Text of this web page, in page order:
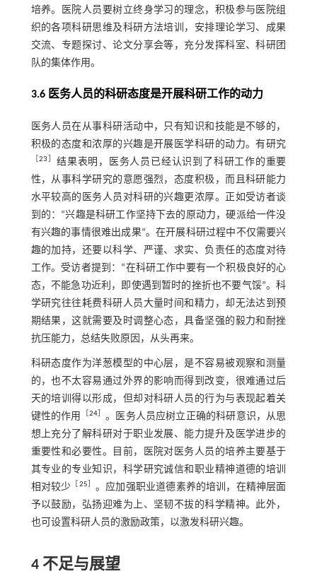
培养。医院人员要树立终身学习的理念，积极参与医院组
织的各项科研思维及科研方法培训，安排理论学习、成果
交流、专题探讨、论文分享会等，充分发挥科室、科研团
队的集体作用。
3.6 医务人员的科研态度是开展科研工作的动力
医务人员在从事科研活动中，只有知识和技能是不够的，
积极的态度和浓厚的兴趣是开展医学科研的动力。有研究
［23
结果表明，医务人员已经认识到了科研工作的重要
性，从事科学研究的意愿强烈，态度积极，而且科研能力
水平较高的医务人员对科研的兴趣更浓厚。正如受访者谈
到的：“兴趣是科研工作坚持下去的原动力，硬派给一件没
有兴趣的事情很难出成果”。在开展科研过程中不仅需要兴
趣的加持，还要以科学、严谨、求实、负责任的态度对待
工作。受访者提到：“在科研工作中要有一个积极良好的心
态，不能急功近利，即使遇到暂时的挫折也不要气馁”。科
学研究往往耗费科研人员大量时间和精力，却无法达到预
期结果，这就需要及时调整心态，具备坚强的毅力和耐挫
抗压能力，总结失败原因，从头再来。
科研态度作为洋葱模型的中心层，是不容易被观察和测量
的，也不太容易通过外界的影响而得到改变，很难通过后
天的培训得以形成，但却对科研人员的行为与表现起着关
键性的作用
24］ 。医务人员应树立正确的科研意识，从思
想上充分了解科研对于职业发展、能力提升及医学进步的
重要性和必要性。目前，医院对医务人员的培养主要基于
其专业的专业知识，科学研究诚信和职业精神道德的培训
相对较少
25
。应加强职业道德素养的培训，在精神层面
予以鼓励，弘扬迎难为上、坚韧不拔的科学精神。此外，
也可设置科研人员的激励政策，以激发科研兴趣。
4 不足与展望